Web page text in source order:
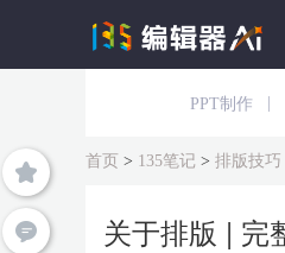
PPT制作
首页 > 135笔记 > 排版技巧
关于排版 | 完